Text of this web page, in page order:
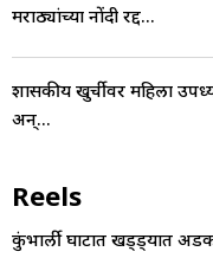
मराठ्यांच्या नोंदी रद्द...
शासकीय खुर्चीवर महिला
अन्...
Reels
कुंभार्ली घाटात खड्ड्यात